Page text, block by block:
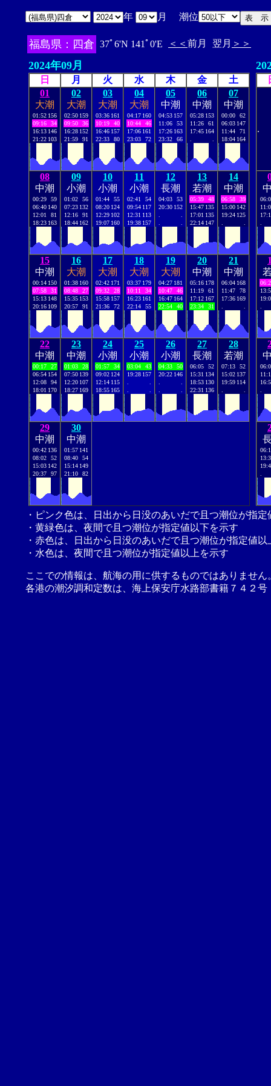
年 月 潮位
福島県：四倉 37ﾟ6'N 141ﾟ0'E ＜＜ 前月 翌月 ＞＞
2024年09月
日 月 火 水 木 金
土
01
大潮
01:52 156
09:16
34
16:13 146
21:22 103
02
大潮
02:50 159
09:50
36
16:28 152
21:59
91
03
大潮
03:36 161
10:19
40
16:46 157
22:33
80
04
大潮
04:17 160
10:44
46
17:06 161
23:03
72
05
中潮
04:53 157
11:06
53
17:26 163
23:32
66
06
中潮
05:28 153
11:26
61
17:45 164
07
中潮
00:00
62
06:03 147
11:44
71
18:04 164
08
中潮
00:29
59
06:40 140
12:01
81
18:23 163
09
小潮
01:02
56
07:23 132
12:16
91
18:44 162
10
小潮
01:44
55
08:20 124
12:29 102
19:07 160
11
小潮
02:41
54
09:54 117
12:31 113
19:38 157
12
長潮
04:03
53
20:30 152
13
若潮
05:39
48
15:47 135
17:01 135
22:14 147
14
中潮
06:58
39
15:00 142
19:24 125
15
中潮
00:14 150
07:58
31
15:13 148
20:16 109
16
大潮
01:38 160
08:48
27
15:35 153
20:57
91
17
大潮
02:42 171
09:32
28
15:58 157
21:36
72
18
大潮
03:37 179
10:11
34
16:23 161
22:14
55
19
大潮
04:27 181
10:47
46
16:47 164
22:54
40
20
中潮
05:16 178
11:19
61
17:12 167
23:34
31
21
中潮
06:04 168
11:47
78
17:36 169
22
中潮
00:17
27
06:54 154
12:08
94
18:01 170
23
中潮
01:03
28
07:50 139
12:20 107
18:27 169
24
小潮
01:57
34
09:02 124
12:14 115
18:55 165
25
小潮
03:04
43
19:28 157
26
小潮
04:33
50
20:22 146
27
長潮
06:05
52
15:31 134
18:53 130
22:31 136
28
若潮
07:13
52
15:02 137
19:59 114
29
中潮
00:42 136
08:02
52
15:03 142
20:37
97
30
中潮
01:57 141
08:40
54
15:14 149
21:10
82
.
・ピンク色は、日出から日没のあいだで且つ潮位が指
・黄緑色は、夜間で且つ潮位が指定値以下を示す
・赤色は、日出から日没のあいだで且つ潮位が指定値以
・水色は、夜間で且つ潮位が指定値以上を示す
ここでの情報は、航海の用に供するものではありませ
各港の潮汐調和定数は、海上保安庁水路部書籍７４２